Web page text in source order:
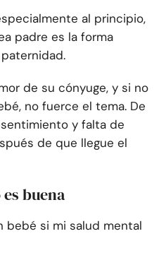
al principio,
padre es la forma
de su cónyuge, y si no
no fuerce el tema. De
y falta de
de que llegue el
buena
bebé si mi salud mental